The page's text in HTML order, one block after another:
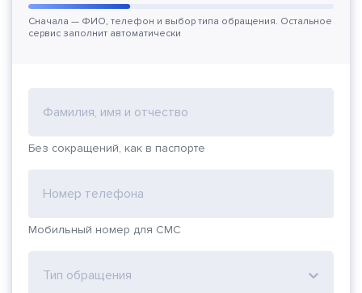
Сначала — ФИО, телефон и выбор типа обращения. Остальное
сервис заполнит автоматически
Фамилия, имя и отчество
Без сокращений, как в паспорте
Номер телефона
Мобильный номер для СМС
Тип обращения